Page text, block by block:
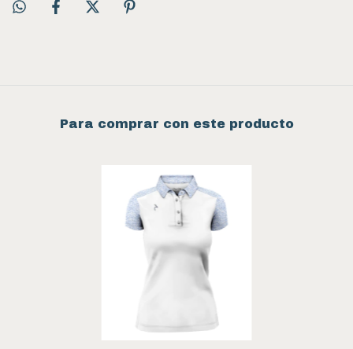
Para comprar con este producto